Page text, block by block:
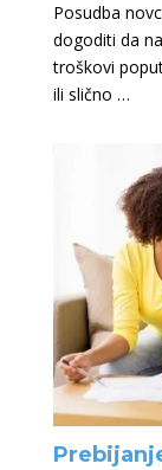
Posudba
dogoditi da
troškovi
ili slično …